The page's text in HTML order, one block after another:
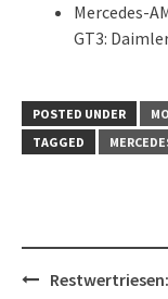
Mercedes-
GT3:
POSTED UNDER
TAGGED
Post